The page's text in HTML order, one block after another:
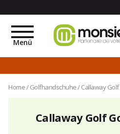
Toggle
navigation
Menü
Home/ Golfhandschuhe/Callaway
Callaway Golf